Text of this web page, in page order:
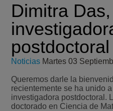
Dimitra
postdoctoral
Noticias Martes 03
Queremos darle la
recientemente se ha unido
investigadora postdoctoral.
doctorado en Ciencia de